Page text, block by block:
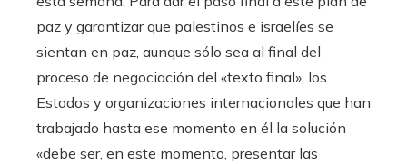
paz y garantizar que palestinos e israelíes se
sientan en paz, aunque sólo sea al final del
proceso de negociación del «texto final», los
Estados y organizaciones internacionales que han
trabajado hasta ese momento en él la solución
«debe ser, en este momento, presentar las